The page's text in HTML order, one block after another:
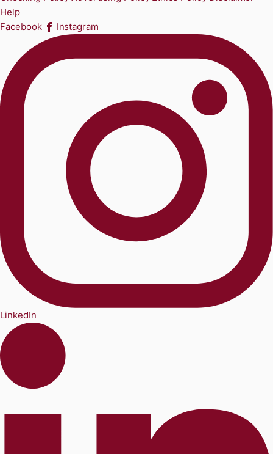
Help
Facebook
Instagram
LinkedIn